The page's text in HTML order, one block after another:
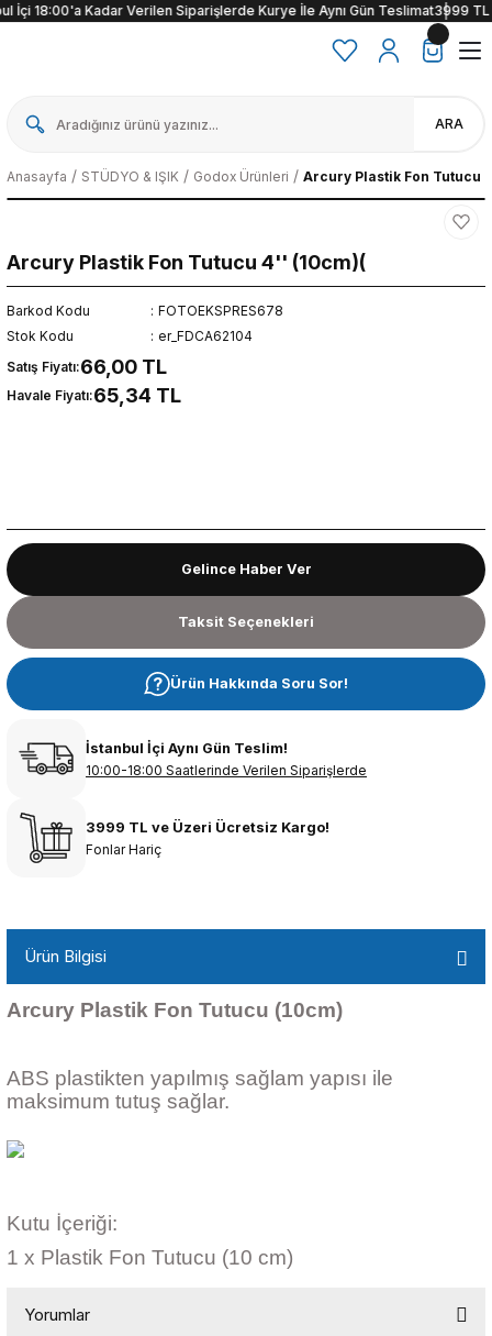
18:00'a Kadar Verilen Siparişlerde Kurye İle Aynı Gün Teslimat3999 TL
ARA
Anasayfa STÜDYO & IŞIK Godox Ürünleri Arcury Plastik Fon Tutucu
Arcury Plastik Fon Tutucu 4'' (10cm)(
Barkod Kodu
FOTOEKSPRES678
Stok Kodu
er_FDCA62104
Satış Fiyatı:66,00 TL
Havale Fiyatı:65,34 TL
Gelince Haber Ver
Taksit Seçenekleri
Ürün Hakkında Soru Sor!
İstanbul İçi Aynı Gün Teslim!
10:00-18:00 Saatlerinde Verilen Siparişlerde
3999 TL ve Üzeri Ücretsiz Kargo!
Fonlar Hariç
Ürün Bilgisi
Arcury Plastik Fon Tutucu (10cm)
ABS plastikten yapılmış sağlam yapısı ile
maksimum tutuş sağlar.
Kutu İçeriği:
1 x Plastik Fon Tutucu (10 cm)
Yorumlar